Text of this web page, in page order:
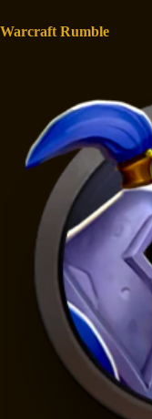
Warcraft Rumble